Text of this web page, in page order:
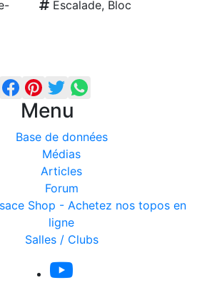
Escalade, Bloc
Menu
Base de données
Médias
Articles
Forum
Shop - Achetez nos topos en
ligne
Salles / Clubs